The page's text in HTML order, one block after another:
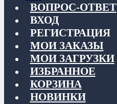
ВОПРОС-ОТВЕТ
ВХОД
РЕГИСТРАЦИЯ
МОИ ЗАКАЗЫ
МОИ ЗАГРУЗКИ
ИЗБРАННОЕ
КОРЗИНА
НОВИНКИ